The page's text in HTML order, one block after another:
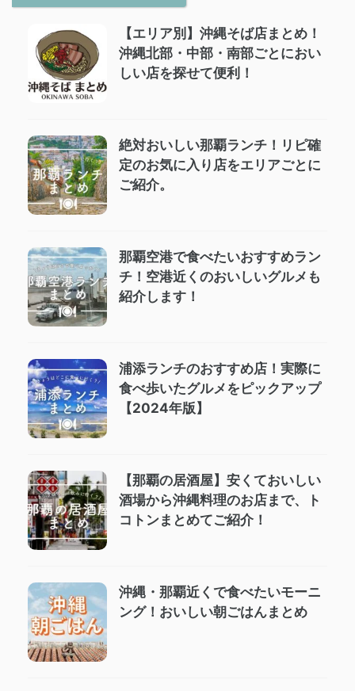
【エリア別】沖縄そば店まとめ！
沖縄北部・中部・南部ごとにおい
しい店を探せて便利！
絶対おいしい那覇ランチ！リピ確
定のお気に入り店をエリアごとに
ご紹介。
那覇空港で食べたいおすすめラン
チ！空港近くのおいしいグルメも
紹介します！
浦添ランチのおすすめ店！実際に
食べ歩いたグルメをピックアップ
【2024年版】
【那覇の居酒屋】安くておいしい
酒場から沖縄料理のお店まで、ト
コトンまとめてご紹介！
沖縄・那覇近くで食べたいモーニ
ング！おいしい朝ごはんまとめ